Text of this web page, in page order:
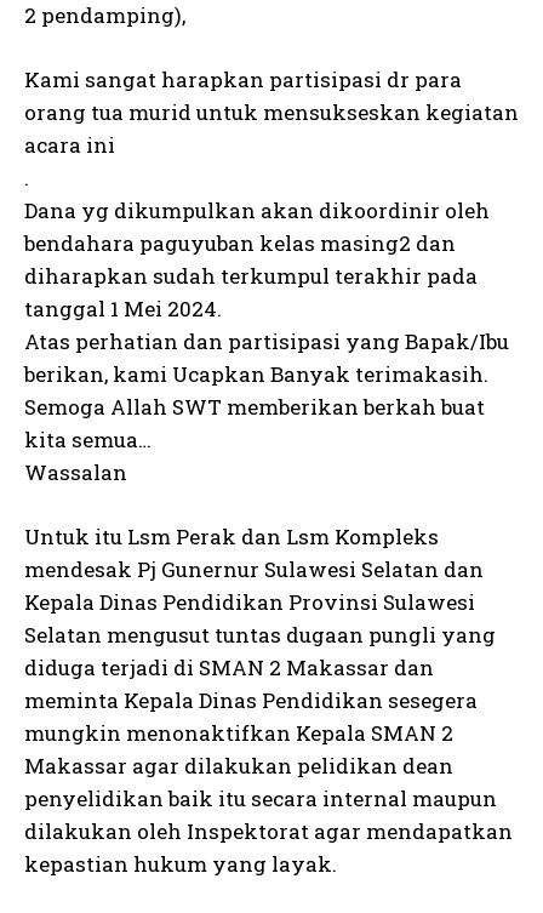
I've read and accept thePrivacy Policy.
See also Kasdim Dampingi Bupati
Tulungagung Berangkatkan Kontingen
Porprov VIII Tahun 2023
2 pendamping),
Kami sangat harapkan partisipasi dr para
orang tua murid untuk mensukseskan kegiatan
acara ini
.
Dana yg dikumpulkan akan dikoordinir oleh
bendahara paguyuban kelas masing2 dan
diharapkan sudah terkumpul terakhir pada
tanggal 1 Mei 2024.
Atas perhatian dan partisipasi yang Bapak/Ibu
berikan, kami Ucapkan Banyak terimakasih.
Semoga Allah SWT memberikan berkah buat
kita semua…
Wassalan
Untuk itu Lsm Perak dan Lsm Kompleks
mendesak Pj Gunernur Sulawesi Selatan dan
Kepala Dinas Pendidikan Provinsi Sulawesi
Selatan mengusut tuntas dugaan pungli yang
diduga terjadi di SMAN 2 Makassar dan
meminta Kepala Dinas Pendidikan sesegera
mungkin menonaktifkan Kepala SMAN 2
Makassar agar dilakukan pelidikan dean
penyelidikan baik itu secara internal maupun
dilakukan oleh Inspektorat agar mendapatkan
kepastian hukum yang layak.